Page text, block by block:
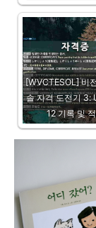
[WVCTESOL] 비
솔 자격 도전기 3:
12 기록 및